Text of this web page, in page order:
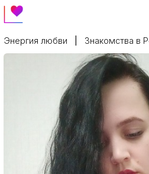
Энергия любви Знакомства в